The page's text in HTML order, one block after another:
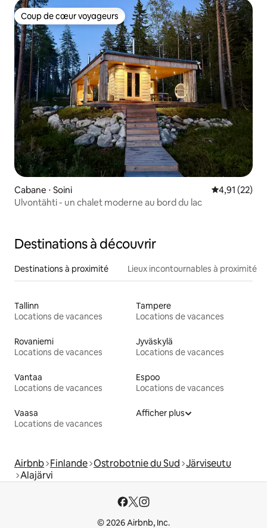
Coup de cœur voyageurs
Coup de cœur voyageurs
Cabane ⋅ Soini Évaluation
4,91 (22)
Ulvontähti - un chalet moderne au bord du lac
Destinations à découvrir
Destinations à proximité Lieux incontournables à proximité
Tallinn
Locations de vacances
Tampere
Locations de vacances
Rovaniemi
Locations de vacances
Jyväskylä
Locations de vacances
Vantaa
Locations de vacances
Espoo
Locations de vacances
Vaasa
Locations de vacances
Afficher plus
Airbnb Finlande Ostrobotnie du Sud Järviseutu
Alajärvi
© 2026 Airbnb, Inc.